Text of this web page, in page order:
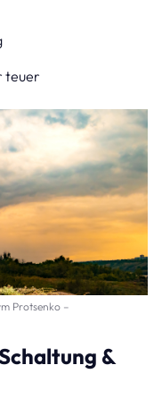
teuer
Protsenko –
&